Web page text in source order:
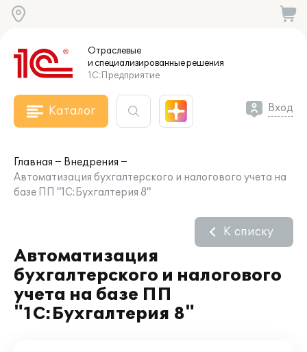
Отраслевые
и специализированныерешения
1С:Предприятие
Каталог Вход
Главная
Внедрения
Автоматизация бухгалтерского и налогового учета на
базе ПП "1С:Бухгалтерия 8"
Автоматизация
бухгалтерского и налогового
учета на базе ПП
"1С:Бухгалтерия 8"
К списку